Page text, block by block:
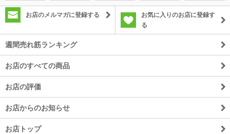
お店のメルマガに登録する
お気に入りのお店に登録す
る
週間売れ筋ランキング
お店のすべての商品
お店の評価
お店からのお知らせ
お店トップ